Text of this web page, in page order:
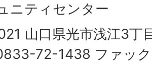
ニティセンター
山口県光市浅江3丁
72-1438 ファッ